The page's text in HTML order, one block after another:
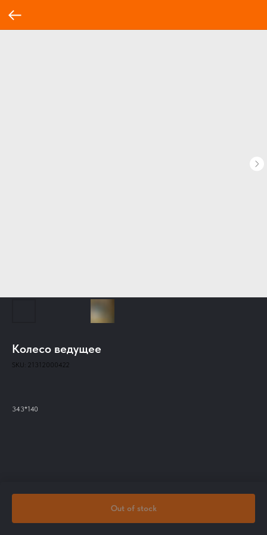
Колесо ведущее
SKU: 21312000422
Out of stock
343*140